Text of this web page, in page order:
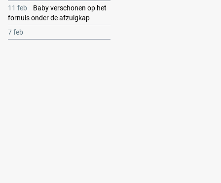
11 feb
Baby verschonen op het
fornuis onder de afzuigkap
7 feb